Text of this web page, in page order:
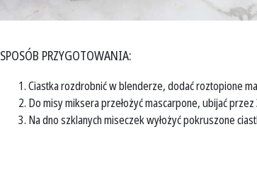
SPOSÓB PRZYGOTOWANIA:
Ciastka rozdrobnić w blenderze, dodać roztopione
Do misy miksera przełożyć mascarpone, ubijać
Na dno szklanych miseczek wyłożyć pokruszone